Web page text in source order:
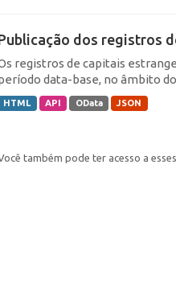
dos registros
registros de capitais
data-base, no âmbito
HTML API OData JSON
também pode ter acesso a